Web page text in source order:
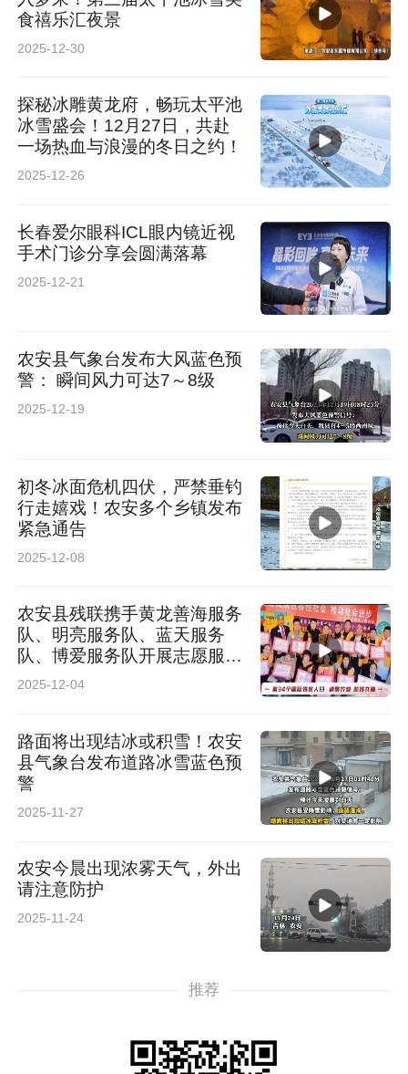
食禧乐汇夜景
2025-12-30
探秘冰雕黄龙府，畅玩太平池
冰雪盛会！12月27日，共赴
一场热血与浪漫的冬日之约！
2025-12-26
长春爱尔眼科ICL眼内镜近视
手术门诊分享会圆满落幕
2025-12-21
农安县气象台发布大风蓝色预
警： 瞬间风力可达7～8级
2025-12-19
初冬冰面危机四伏，严禁垂钓
行走嬉戏！农安多个乡镇发布
紧急通告
2025-12-08
农安县残联携手黄龙善海服务
队、明亮服务队、蓝天服务
队、博爱服务队开展志愿服务
活动
2025-12-04
路面将出现结冰或积雪！农安
县气象台发布道路冰雪蓝色预
警
2025-11-27
农安今晨出现浓雾天气，外出
请注意防护
2025-11-24
推荐